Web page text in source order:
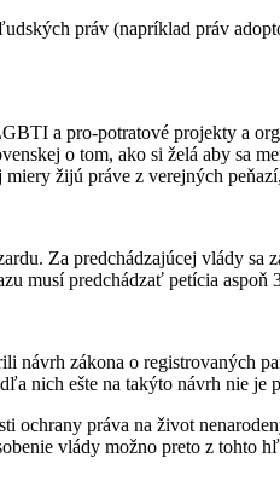
práv (napríklad práv
a pro-potratové projekty a
o tom, ako si želá aby sa
žijú práve z verejných
Za predchádzajúcej vlády
musí predchádzať petícia aspoň
zákona o registrovaných
nich ešte na takýto návrh nie je
ochrany práva na život
vlády možno preto z tohto